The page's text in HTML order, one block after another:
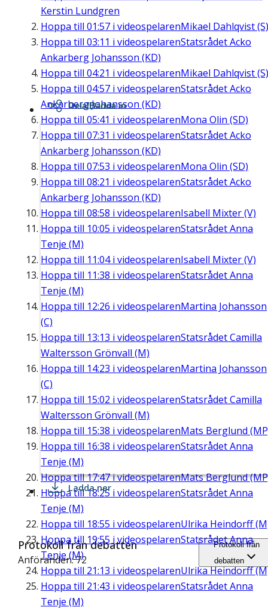
Kerstin Lundgren
Hoppa till 01:57 i videospelarenMikael Dahlqvist (S)
Hoppa till 03:11 i videospelarenStatsrådet Acko
Ankarberg Johansson (KD)
Hoppa till 04:21 i videospelarenMikael Dahlqvist (S)
Hoppa till 04:57 i videospelarenStatsrådet Acko
Ankarberg Johansson (KD)
Hoppa till 05:41 i videospelarenMona Olin (SD)
Hoppa till 07:31 i videospelarenStatsrådet Acko
Ankarberg Johansson (KD)
Hoppa till 07:53 i videospelarenMona Olin (SD)
Hoppa till 08:21 i videospelarenStatsrådet Acko
Ankarberg Johansson (KD)
Hoppa till 08:58 i videospelarenIsabell Mixter (V)
Hoppa till 10:05 i videospelarenStatsrådet Anna
Tenje (M)
Hoppa till 11:04i videospelarenIsabell Mixter (V)
Hoppa till 11:38 i videospelarenStatsrådet Anna
Tenje (M)
Hoppa till 12:26 i videospelarenMartina Johansson
(C)
Hoppa till 13:13 i videospelarenStatsrådet Camilla
Waltersson Grönvall (M)
Hoppa till 14:23 i videospelarenMartina Johansson
(C)
Hoppa till 15:02 i videospelarenStatsrådet Camilla
Waltersson Grönvall (M)
Hoppa till 15:38 i videospelarenMats Berglund
Hoppa till 16:38 i videospelarenStatsrådet Anna
Tenje (M)
Hoppa till17:47i videospelarenMats Berglund
Hoppa till18:25 i videospelarenStatsrådet Anna
Tenje (M)
Hoppa till 18:55 i videospelarenUlrika Heindorff
Hoppa till 19:55 i videospelarenStatsrådet Anna
Tenje (M)
Hoppa till 21:13 i videospelarenUlrika Heindorff
Hoppa till 21:43 i videospelarenStatsrådet Anna
Tenje (M)
Dela/Bädda in
Ladda ner
Protokoll från debatten
Anföranden: 72
Protokoll från
debatten